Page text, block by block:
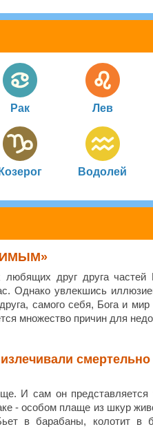
Рак Лев
Козерог Водолей
друг друга частей
Однако увлекшись
самого себя, Бога и
множество причин для
И сам он представляется
- особом плаще из шкур
в барабаны, колотит в